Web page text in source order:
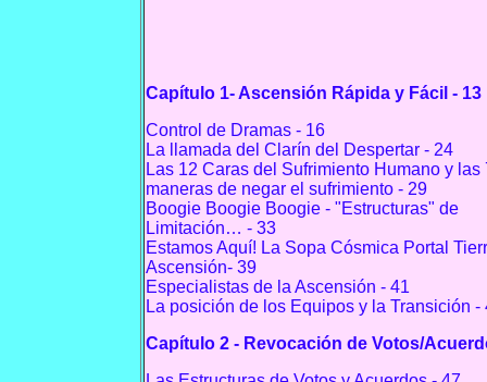
Capítulo 1- Ascensión Rápida y Fácil - 13
Control de Dramas - 16
La llamada del Clarín del Despertar - 24
Las 12 Caras del Sufrimiento Humano y las
maneras de negar el sufrimiento - 29
Boogie Boogie Boogie - "Estructuras" de
Limitación… - 33
Estamos Aquí! La Sopa Cósmica Portal
Ascensión- 39
Especialistas de la Ascensión - 41
La posición de los Equipos y la Transición -
Capítulo 2 - Revocación de Votos/